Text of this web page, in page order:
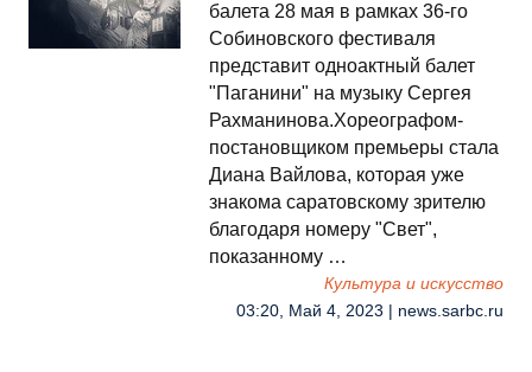
балета 28 мая в рамках 36-го
Собиновского фестиваля
представит одноактный балет
"Паганини" на музыку Сергея
Рахманинова.Хореографом-
постановщиком премьеры стала
Диана Вайлова, которая уже
знакома саратовскому зрителю
благодаря номеру "Свет",
показанному …
Культура и искусство
03:20, Май 4, 2023 | news.sarbc.ru